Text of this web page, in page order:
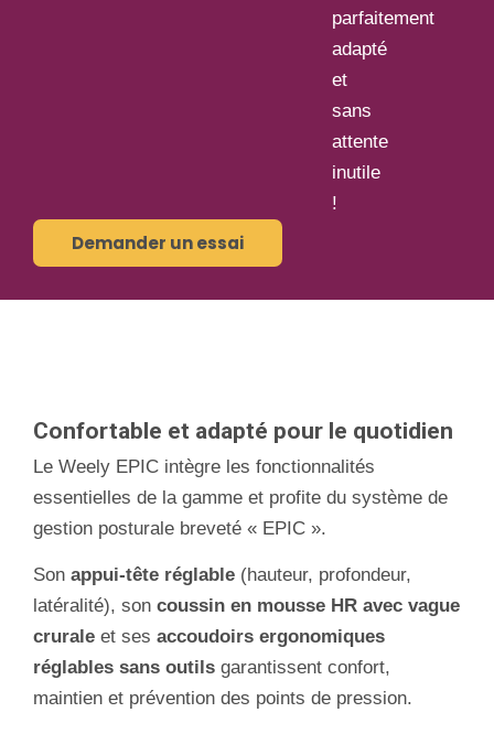
parfaitement
adapté
et
sans
attente
inutile
!
Demander un essai
Confortable et adapté pour le quotidien
Le Weely EPIC intègre les fonctionnalités
essentielles de la gamme et profite du système de
gestion posturale breveté « EPIC ».
Son appui-tête réglable (hauteur, profondeur,
latéralité), son coussin en mousse HR avec vague
crurale et ses accoudoirs ergonomiques
réglables sans outils garantissent confort,
maintien et prévention des points de pression.